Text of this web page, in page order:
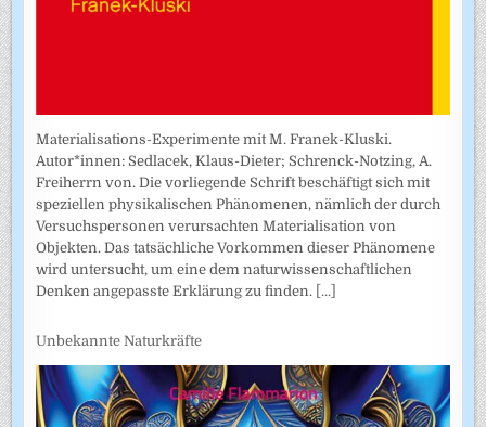
Materialisations-Experimente mit M. Franek-Kluski.
Autor*innen: Sedlacek, Klaus-Dieter; Schrenck-Notzing, A.
Freiherrn von. Die vorliegende Schrift beschäftigt sich mit
speziellen physikalischen Phänomenen, nämlich der durch
Versuchspersonen verursachten Materialisation von
Objekten. Das tatsächliche Vorkommen dieser Phänomene
wird untersucht, um eine dem naturwissenschaftlichen
Denken angepasste Erklärung zu finden. [...]
Unbekannte Naturkräfte